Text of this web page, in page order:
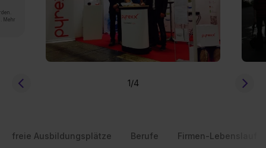
Mehr
1/4
freie Ausbildungsplätze Berufe Firmen-Lebenslauf